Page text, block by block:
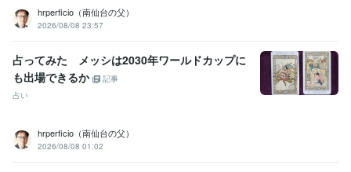
hrperficio（南仙台の父）
2026/08/08 23:57
占ってみた メッシは2030年ワールドカップに
も出場できるか
記事
占い
hrperficio（南仙台の父）
2026/08/08 01:02